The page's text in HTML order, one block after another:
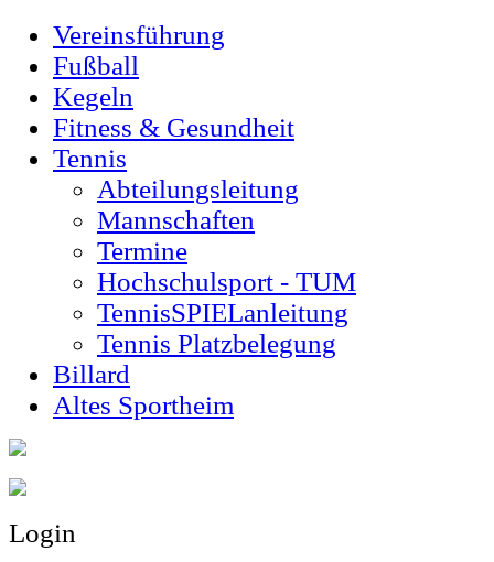
Vereinsführung
Fußball
Kegeln
Fitness & Gesundheit
Tennis
Abteilungsleitung
Mannschaften
Termine
Hochschulsport - TUM
TennisSPIELanleitung
Tennis Platzbelegung
Billard
Altes Sportheim
Login